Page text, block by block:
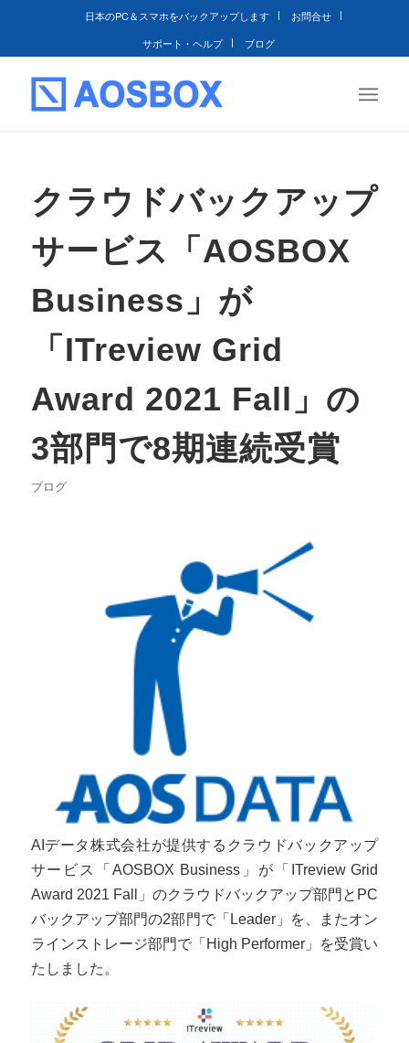
日本のPC＆スマホをバックアップします
お問合せ
サポート・ヘルプ
ブログ
クラウドバックアップ
サービス「AOSBOX
Business」が
「ITreview Grid
Award 2021 Fall」の
3部門で8期連続受賞
ブログ
AIデータ株式会社が提供するクラウドバックアップ
サービス「AOSBOX Business」が「ITreview Grid
Award 2021 Fall」のクラウドバックアップ部門とPC
バックアップ部門の2部門で「Leader」を、またオン
ラインストレージ部門で「High Performer」を受賞い
たしました。